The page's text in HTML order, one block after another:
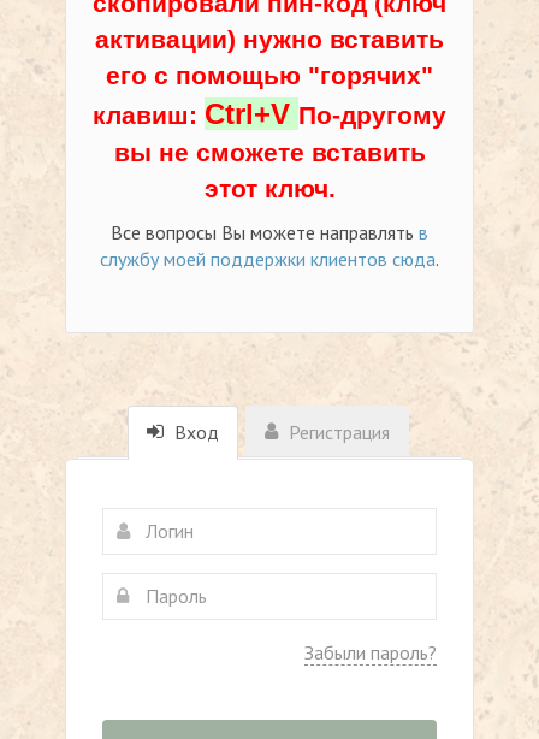
активации) нужно вставить
его с помощью "горячих"
клавиш: Ctrl+V По-другому
вы не сможете вставить
этот ключ.
Все вопросы Вы можете направлять в
службу моей поддержки клиентов сюда.
Вход Регистрация
Забыли пароль?